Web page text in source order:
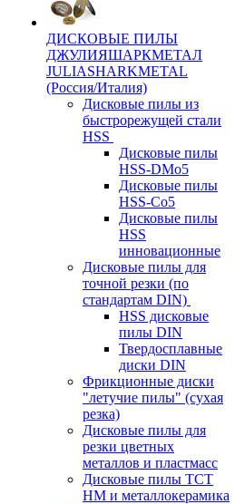
ДИСКОВЫЕ ПИЛЫ
ДЖУЛИЯШАРКМЕТАЛ
JULIASHARKMETAL
(Россия/Италия)
Дисковые пилы из
быстрорежущей стали
HSS
Дисковые пилы
HSS-DMo5
Дисковые пилы
HSS-Co5
Дисковые пилы
HSS
инновационные
Дисковые пилы для
точной резки (по
стандартам DIN)
HSS дисковые
пилы DIN
Твердосплавные
диски DIN
Фрикционные диски
"летучие пилы" (сухая
резка)
Дисковые пилы для
резки цветных
металлов и пластмасс
Дисковые пилы ТСТ
НМ и металлокерамика